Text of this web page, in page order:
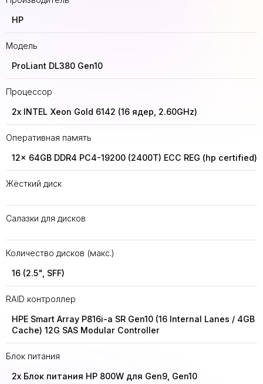
HP
Модель
ProLiant DL380 Gen10
Процессор
2x INTEL Xeon Gold 6142 (16 ядер, 2.60GHz)
Оперативная память
12x 64GB DDR4 PC4-19200 (2400T) ECC REG (hp certified)
Жёсткий диск
Салазки для дисков
Количество дисков (макс.)
16 (2.5", SFF)
RAID контроллер
HPE Smart Array P816i-a SR Gen10 (16 Internal Lanes / 4GB
Cache) 12G SAS Modular Controller
Блок питания
2x Блок питания HP 800W для Gen9, Gen10